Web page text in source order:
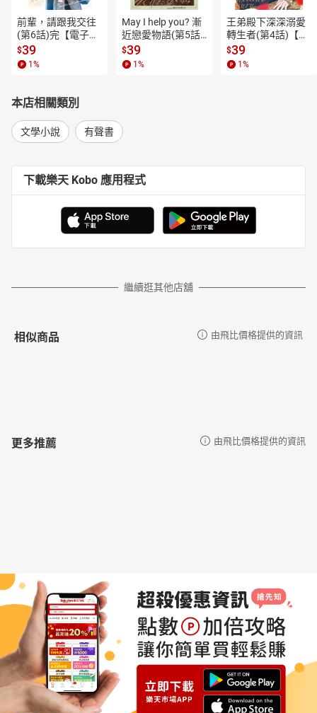
前輩，請跟我交往
(第6話)完【電子
書】
$39
1 %
May I help you? 漸
近戀愛物語(第5話)
【電子書】
$39
1 %
王弟殿下深深溺愛
轉生者(第4話)【電
子書】
$39
1 %
本店相關類別
文學小說 有聲書
下載樂天 Kobo 應用程式
繼續逛其他店舖
相似商品 由飛比價格提供的資訊
更多推薦 由飛比價格提供的資訊